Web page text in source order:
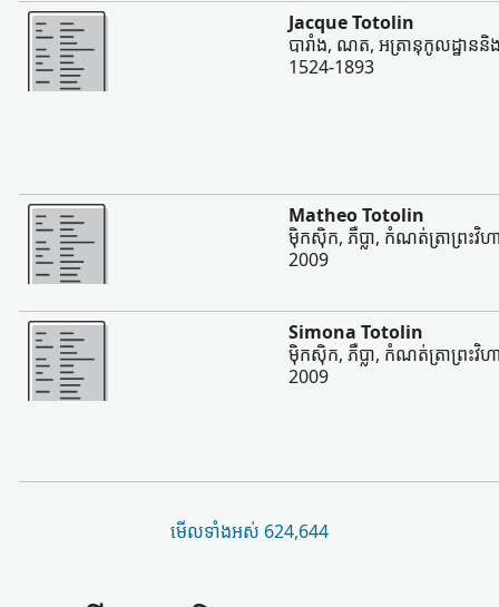
ច្រើន
Jacque Totolin
បារាំង, ណត, អត្រានុកូលដ្ឋាននិង
1524-1893
ច្រើន
Matheo Totolin
ម៉ិកស៊ិក, ភឺប្លា, កំណត់ត្រាព្រះវិហ
2009
ច្រើន
Simona Totolin
ម៉ិកស៊ិក, ភឺប្លា, កំណត់ត្រាព្រះវិហ
2009
មើល​ទាំងអស់ 624,644